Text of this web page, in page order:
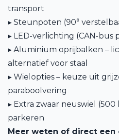
transport
▸ Steunpoten (90°
▸ LED-verlichting (CAN-
▸ Aluminium oprijbalken –
alternatief voor staal
▸ Wielopties – keuze uit
paraboolvering
▸ Extra zwaar neuswiel
parkeren
Meer weten of direct een